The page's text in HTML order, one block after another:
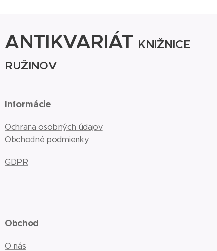
ANTIKVARIÁT KNIŽNICE
RUŽINOV
Informácie
Ochrana osobných údajov
Obchodné podmienky
GDPR
Obchod
O nás